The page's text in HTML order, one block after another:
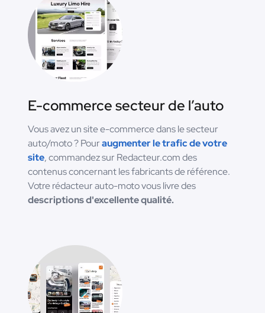
E-commerce secteur de l’auto
Vous avez un site e-commerce dans le secteur
auto/moto ? Pouraugmenter le trafic de votre
site, commandez sur Redacteur.com des
contenus concernant les fabricants de référence.
Votre rédacteur auto-moto vous livre des
descriptions d'excellente qualité.